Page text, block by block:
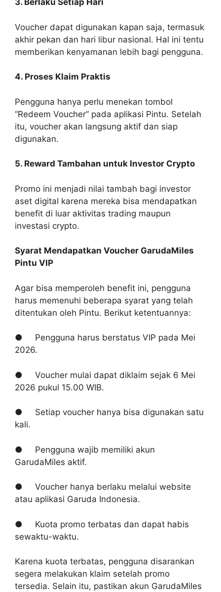
3. Berlaku Setiap Hari
Voucher dapat digunakan kapan saja, termasuk
akhir pekan dan hari libur nasional. Hal ini tentu
memberikan kenyamanan lebih bagi pengguna.
4. Proses Klaim Praktis
Pengguna hanya perlu menekan tombol
“Redeem Voucher” pada aplikasi Pintu. Setelah
itu, voucher akan langsung aktif dan siap
digunakan.
5. Reward Tambahan untuk Investor Crypto
Promo ini menjadi nilai tambah bagi investor
aset digital karena mereka bisa mendapatkan
benefit di luar aktivitas trading maupun
investasi crypto.
Syarat Mendapatkan Voucher GarudaMiles
Pintu VIP
Agar bisa memperoleh benefit ini, pengguna
harus memenuhi beberapa syarat yang telah
ditentukan oleh Pintu. Berikut ketentuannya:
● Pengguna harus berstatus VIP pada Mei
2026.
● Voucher mulai dapat diklaim sejak 6 Mei
2026 pukul 15.00 WIB.
● Setiap voucher hanya bisa digunakan satu
kali.
● Pengguna wajib memiliki akun
GarudaMiles aktif.
● Voucher hanya berlaku melalui website
atau aplikasi Garuda Indonesia.
● Kuota promo terbatas dan dapat habis
sewaktu-waktu.
Karena kuota terbatas, pengguna disarankan
segera melakukan klaim setelah promo
tersedia. Selain itu, pastikan akun GarudaMiles